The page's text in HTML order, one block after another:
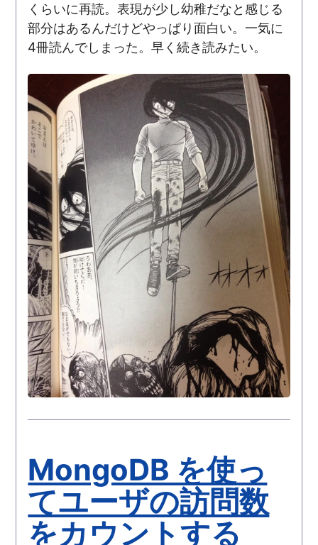
くらいに再読。表現が少し幼稚だなと感じる
部分はあるんだけどやっぱり面白い。一気に
4冊読んでしまった。早く続き読みたい。
MongoDB を使っ
てユーザの訪問数
をカウントする